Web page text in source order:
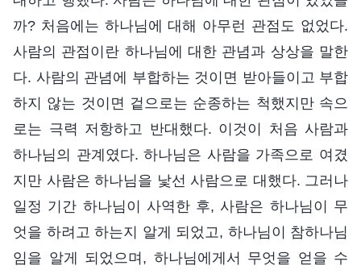
까? 처음에는 하나님에 대해 아무런 관점도 없었다.
사람의 관점이란 하나님에 대한 관념과 상상을 말한
다. 사람의 관념에 부합하는 것이면 받아들이고 부합
하지 않는 것이면 겉으로는 순종하는 척했지만 속으
로는 극력 저항하고 반대했다. 이것이 처음 사람과
하나님의 관계였다. 하나님은 사람을 가족으로 여겼
지만 사람은 하나님을 낯선 사람으로 대했다. 그러나
일정 기간 하나님이 사역한 후, 사람은 하나님이 무
엇을 하려고 하는지 알게 되었고, 하나님이 참하나님
임을 알게 되었으며, 하나님에게서 무엇을 얻을 수